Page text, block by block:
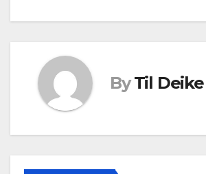
By Til Deike